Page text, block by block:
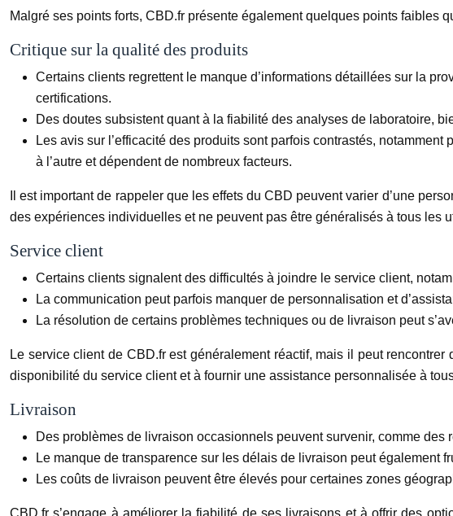
Malgré ses points forts, CBD.fr présente également quelques points faibles
Critique sur la qualité des produits
Certains clients regrettent le manque d’informations détaillées sur la
certifications.
Des doutes subsistent quant à la fiabilité des analyses de laboratoire,
Les avis sur l’efficacité des produits sont parfois contrastés,
à l’autre et dépendent de nombreux facteurs.
Il est important de rappeler que les effets du CBD peuvent varier d’une
des expériences individuelles et ne peuvent pas être généralisés à tous les
Service client
Certains clients signalent des difficultés à joindre le service client,
La communication peut parfois manquer de personnalisation et
La résolution de certains problèmes techniques ou de livraison peut
Le service client de CBD.fr est généralement réactif, mais il peut
disponibilité du service client et à fournir une assistance personnalisée à
Livraison
Des problèmes de livraison occasionnels peuvent survenir, comme des
Le manque de transparence sur les délais de livraison peut également
Les coûts de livraison peuvent être élevés pour certaines zones
CBD.fr s’engage à améliorer la fiabilité de ses livraisons et à offrir des